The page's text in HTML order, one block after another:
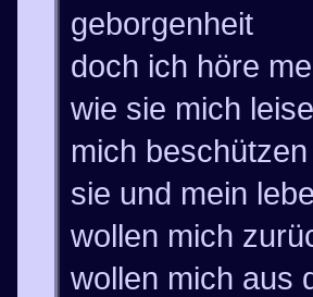
geborgenheit
doch ich höre
wie sie mich
mich
sie und mein
wollen mich
wollen mich aus